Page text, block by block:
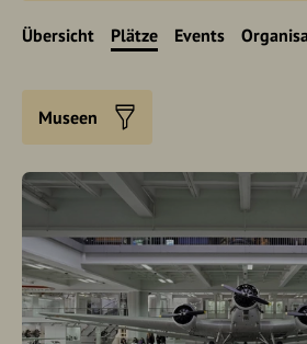
Übersicht Plätze Events
Museen